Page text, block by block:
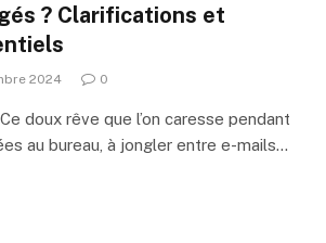
? Clarifications et
2024 0
doux rêve que l’on caresse pendant
au bureau, à jongler entre e-mails…